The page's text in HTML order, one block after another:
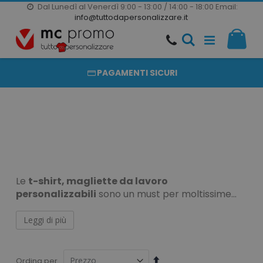
Dal Lunedì al Venerdì 9:00 - 13:00 / 14:00 - 18:00 Email:
info@tuttodapersonalizzare.it
Salta
al
contenuto
20000 PRODOTTI
PRODOTTI COMPLETAMENTE PERSONALIZZABILI
PAGAMENTI SICURI
Le t-shirt, magliette da lavoro
personalizzabili sono un must per moltissime
migliorare la sua attività. Acquistare delle t-shirt
da lavoro personalizzate, è una buona occasione
clienti.
T-shirt da lavoro
personalizzabili
Leggi di più